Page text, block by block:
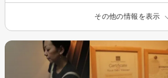
その他の情報を表示